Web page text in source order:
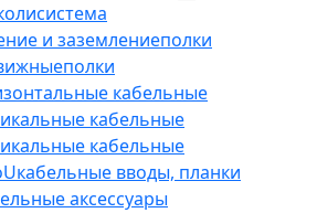
cистема
и заземлениеполки
полки
кабельные
кабельные
кабельные
кабельные вводы, планки
аксессуары